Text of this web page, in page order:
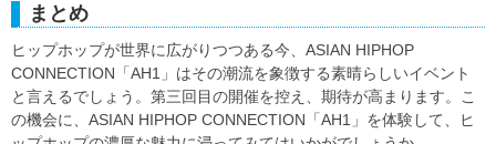
まとめ
ヒップホップが世界に広がりつつある今、ASIAN HIPHOP
CONNECTION「AH1」はその潮流を象徴する素晴らしいイベント
と言えるでしょう。第三回目の開催を控え、期待が高まります。こ
の機会に、ASIAN HIPHOP CONNECTION「AH1」を体験して、ヒ